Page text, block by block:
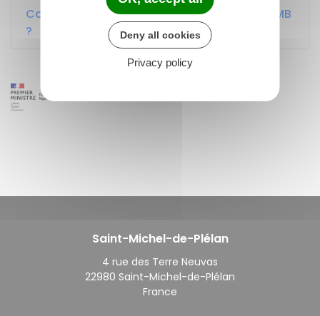
Comment se procurer un code emballeur EMB
?
Saint-Michel-de-Plélan
4 rue des Terre Neuvas
22980 Saint-Michel-de-Plélan
France
Deny all cookies
Privacy policy